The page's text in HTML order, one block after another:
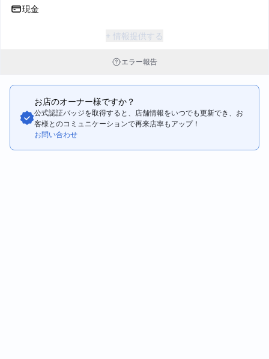
現金
+ 情報提供する
エラー報告
お店のオーナー様ですか？
公式認証バッジを取得すると、店舗情報をいつでも更新でき、お
客様とのコミュニケーションで再来店率もアップ！
お問い合わせ